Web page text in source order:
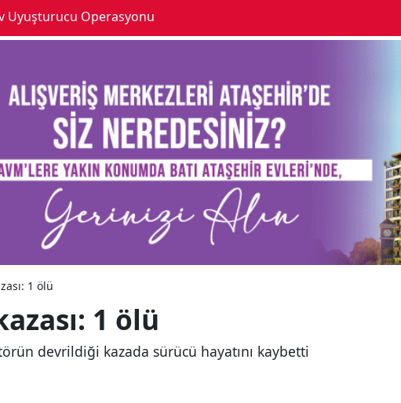
Uyuşturucu Operasyonu
1 ölü
1 ölü
devrildiği kazada sürücü hayatını kaybetti